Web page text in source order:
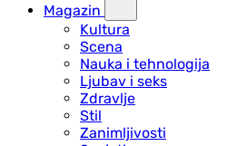
Magazin
Kultura
Scena
Nauka i tehnologija
Ljubav i seks
Zdravlje
Stil
Zanimljivosti